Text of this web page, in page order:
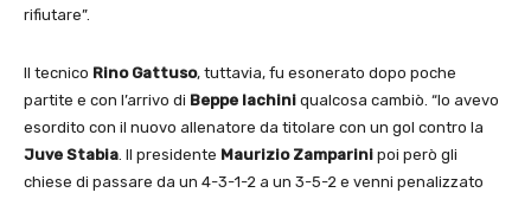
rifiutare”.
Il tecnico Rino Gattuso, tuttavia, fu esonerato dopo poche
partite e con l’arrivo di Beppe Iachini qualcosa cambiò. “Io avevo
esordito con il nuovo allenatore da titolare con un gol contro la
Juve Stabia. Il presidente Maurizio Zamparini poi però gli
chiese di passare da un 4-3-1-2 a un 3-5-2 e venni penalizzato